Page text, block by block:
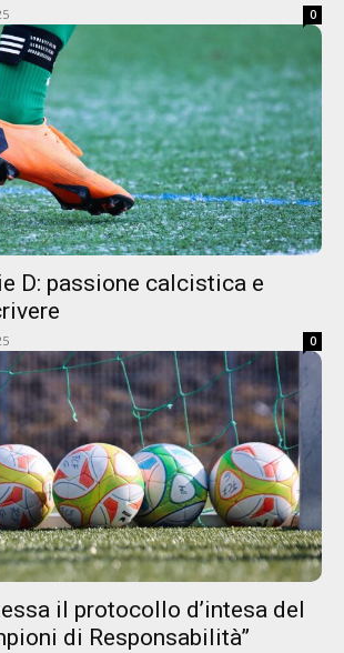
0
D: passione calcistica e
0
il protocollo d’intesa del
di Responsabilità”